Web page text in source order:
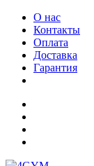
О нас
Контакты
Оплата
Доставка
Гарантия